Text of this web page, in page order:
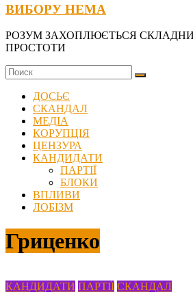
ВИБОРУ НЕМА
РОЗУМ ЗАХОПЛЮЄТЬСЯ
ПРОСТОТИ
ДОСЬЄ
СКАНДАЛ
МЕДІА
КОРУПЦІЯ
ЦЕНЗУРА
КАНДИДАТИ
ПАРТІЇ
БЛОКИ
ВПЛИВИ
ЛОБІЗМ
Гриценко
КАНДИДАТИ ПАРТІЇ СКАНДАЛ